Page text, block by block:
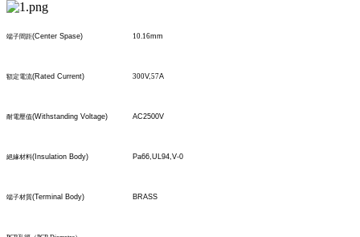
端子間距(Center Spase) 10.16mm
額定電流(Rated Current) 300V,57A
耐電壓值(Withstanding Voltage) AC2500V
絕緣材料(Insulation Body) Pa66,UL94,V-0
端子材質(Terminal Body) BRASS